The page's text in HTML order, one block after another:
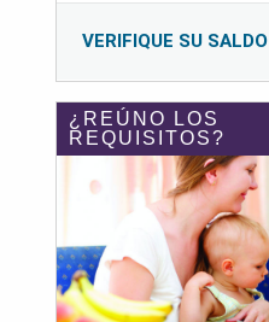
VERIFIQUE SU SALDO
¿REÚNO LOS
REQUISITOS?